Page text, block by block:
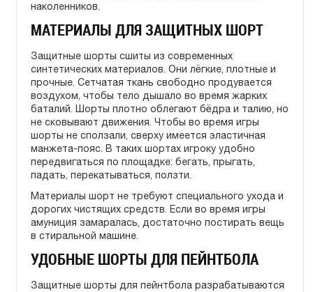
наколенников.
МАТЕРИАЛЫ ДЛЯ ЗАЩИТНЫХ ШОРТ
Защитные шорты сшиты из современных
синтетических материалов. Они лёгкие, плотные и
прочные. Сетчатая ткань свободно продувается
воздухом, чтобы тело дышало во время жарких
баталий. Шорты плотно облегают бёдра и талию, но
не сковывают движения. Чтобы во время игры
шорты не сползали, сверху имеется эластичная
манжета-пояс. В таких шортах игроку удобно
передвигаться по площадке: бегать, прыгать,
падать, перекатываться, ползти.
Материалы шорт не требуют специального ухода и
дорогих чистящих средств. Если во время игры
амуниция замаралась, достаточно постирать вещь
в стиральной машине.
УДОБНЫЕ ШОРТЫ ДЛЯ ПЕЙНТБОЛА
Защитные шорты для пейнтбола разрабатываются